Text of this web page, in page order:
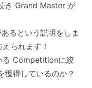
き Grand Master が
るという説明をしま
られます！
る Competitionに絞
獲得しているのか？